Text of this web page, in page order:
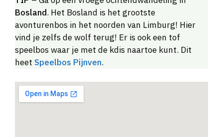
Bosland. Het Bosland is het grootste
avonturenbos in het noorden van Limburg! Hier
vind je zelfs de wolf terug! Er is ook een tof
speelbos waar je met de kdis naartoe kunt. Dit
heet Speelbos Pijnven.